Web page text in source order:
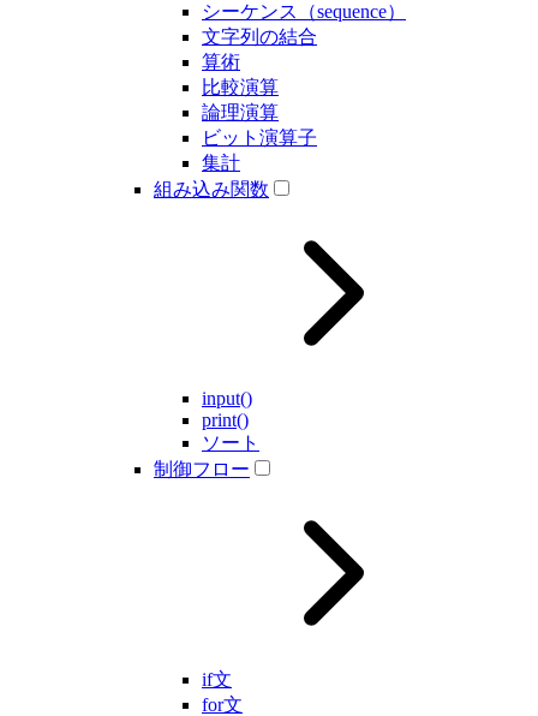
シーケンス（sequence）
文字列の結合
算術
比較演算
論理演算
ビット演算子
集計
組み込み関数
input()
print()
ソート
制御フロー
if文
for文